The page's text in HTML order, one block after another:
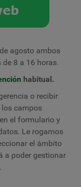
agosto ambos
8 a 16 horas.
habitual.
o recibir
campos
el formulario y
Le rogamos
el ámbito
a poder gestionar